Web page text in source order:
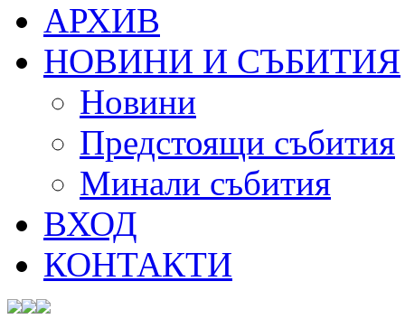
АРХИВ
НОВИНИ И СЪБИТИЯ
Новини
Предстоящи събития
Минали събития
ВХОД
КОНТАКТИ